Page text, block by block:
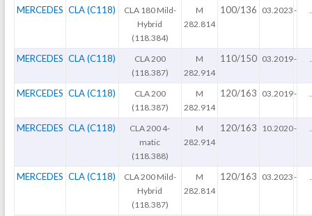
MERCEDES CLA (C118)
CLA 180 Mild-
Hybrid
(118.384)
M
282.814
100/136 03.2023-
MERCEDES CLA (C118)
CLA 200
(118.387)
M
282.914
110/150 03.2019-
MERCEDES CLA (C118)
CLA 200
(118.387)
M
282.914
120/163 03.2019-
MERCEDES CLA (C118)
CLA 200 4-
matic
(118.388)
M
282.914
120/163 10.2020-
MERCEDES CLA (C118)
CLA 200 Mild-
Hybrid
(118.387)
M
282.814
120/163 03.2023-